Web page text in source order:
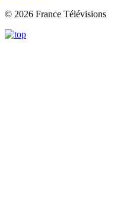
© 2026 France Télévisions